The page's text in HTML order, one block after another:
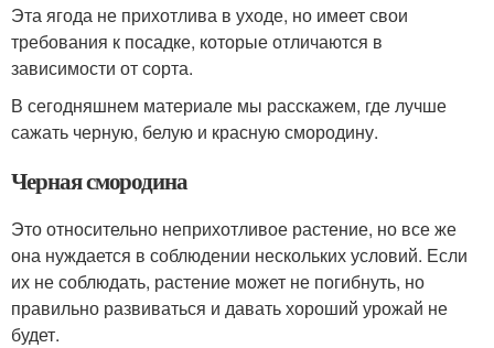
Эта ягода не прихотлива в уходе, но имеет свои
требования к посадке, которые отличаются в
зависимости от сорта.
В сегодняшнем материале мы расскажем, где лучше
сажать черную, белую и красную смородину.
Черная смородина
Это относительно неприхотливое растение, но все же
она нуждается в соблюдении нескольких условий. Если
их не соблюдать, растение может не погибнуть, но
правильно развиваться и давать хороший урожай не
будет.